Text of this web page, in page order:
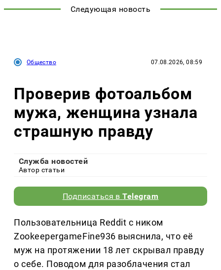
Следующая новость
Общество 07.08.2026, 08:59
Проверив фотоальбом
мужа, женщина узнала
страшную правду
Служба новостей
Автор статьи
Подписаться вTelegram
Пользовательница Reddit с ником
ZookeepergameFine936 выяснила, что её
муж на протяжении 18 лет скрывал правду
о себе. Поводом для разоблачения стал